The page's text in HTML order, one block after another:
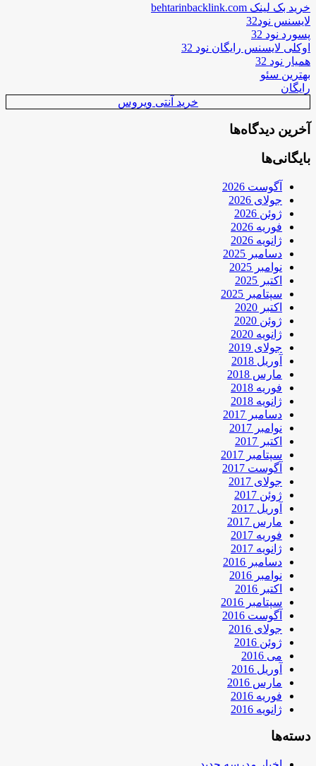
خرید بک لینک behtarinbacklink.com
لایسنس نود32
پسورد نود 32
اوکلی لایسنس رایگان نود 32
همیار نود 32
بهترین سئو
رایگان
خرید آنتی ویروس
آخرین دیدگاه‌ها
بایگانی‌ها
آگوست 2026
جولای 2026
ژوئن 2026
فوریه 2026
ژانویه 2026
دسامبر 2025
نوامبر 2025
اکتبر 2025
سپتامبر 2025
اکتبر 2020
ژوئن 2020
ژانویه 2020
جولای 2019
آوریل 2018
مارس 2018
فوریه 2018
ژانویه 2018
دسامبر 2017
نوامبر 2017
اکتبر 2017
سپتامبر 2017
آگوست 2017
جولای 2017
ژوئن 2017
آوریل 2017
مارس 2017
فوریه 2017
ژانویه 2017
دسامبر 2016
نوامبر 2016
اکتبر 2016
سپتامبر 2016
آگوست 2016
جولای 2016
ژوئن 2016
می 2016
آوریل 2016
مارس 2016
فوریه 2016
ژانویه 2016
دسته‌ها